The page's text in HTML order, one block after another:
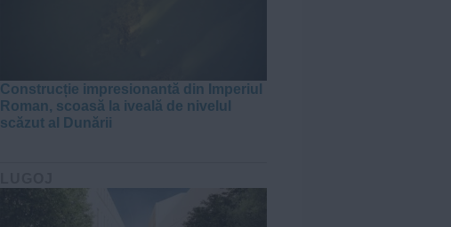
Construcție impresionantă din Imperiul
Roman, scoasă la iveală de nivelul
scăzut al Dunării